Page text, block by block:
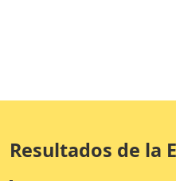
Resultados de la